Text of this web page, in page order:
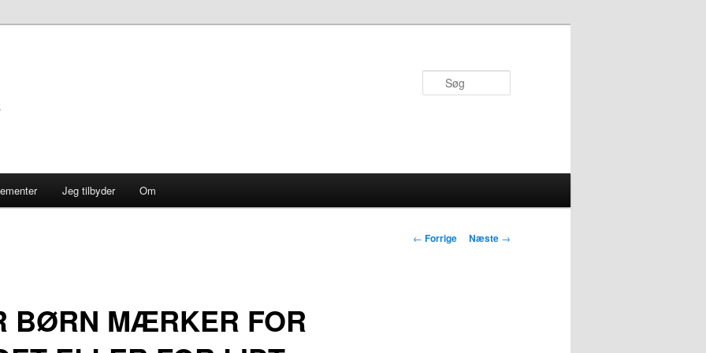
Jeg tilbyder Om
Indlægsnavigation
← Forrige Næste →
BØRN MÆRKER FOR